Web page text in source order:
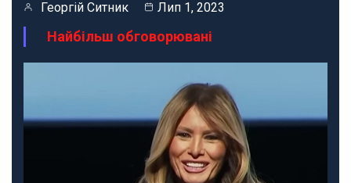
Георгій Ситник Лип 1, 2023
Найбільш обговорювані